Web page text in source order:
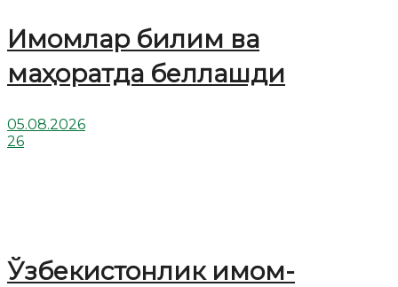
Имомлар билим ва
маҳоратда беллашди
05.08.2026
26
Ўзбекистонлик имом-